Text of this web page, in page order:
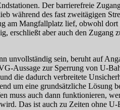
Der barrierefreie
während des fast zweitägigen
am Mangfallplatz lief, obwohl dort
erschließt aber auch den Zugang
unvollständig sein, beruht auf
Aus­sage zur Sperrung von
die dadurch verbreitete
um eine grundsätzliche Lösung
muss auch dann funktionieren,
Das ist auch zu Zeiten ohne